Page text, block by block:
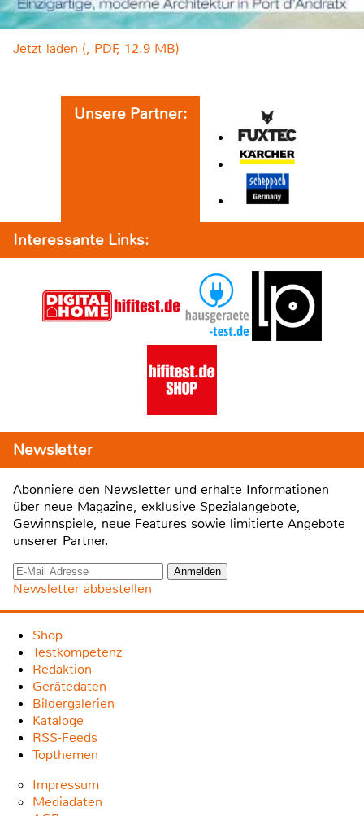
Jetzt laden (, PDF, 12.9 MB)
Unsere Partner:
Interessante Links:
Newsletter
Abonniere den Newsletter und erhalte Informationen
über neue Magazine, exklusive Spezialangebote,
Gewinnspiele, neue Features sowie limitierte Angebote
unserer Partner.
Newsletter abbestellen
Shop
Testkompetenz
Redaktion
Gerätedaten
Bildergalerien
Kataloge
RSS-Feeds
Topthemen
Impressum
Mediadaten